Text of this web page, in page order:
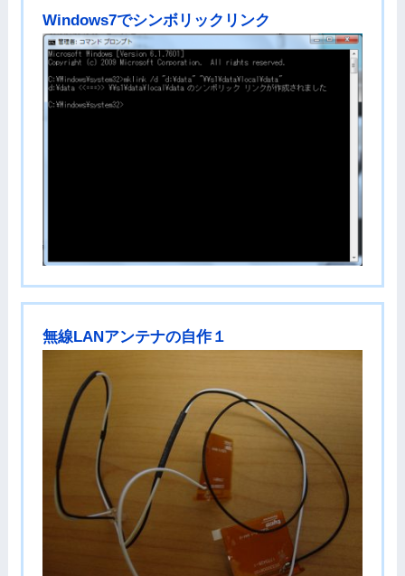
Windows7でシンボリックリンク
無線LANアンテナの自作１